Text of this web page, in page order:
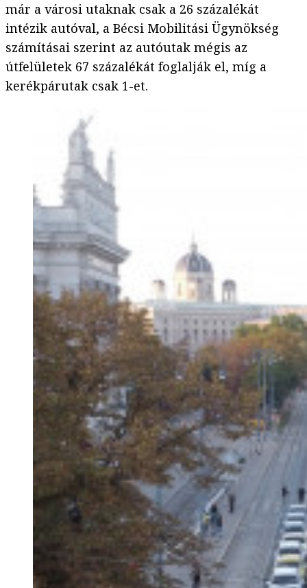
már a városi utaknak csak a 26 százalékát
intézik autóval, a Bécsi Mobilitási Ügynökség
számításai szerint az autóutak mégis az
útfelületek 67 százalékát foglalják el, míg a
kerékpárutak csak 1-et.